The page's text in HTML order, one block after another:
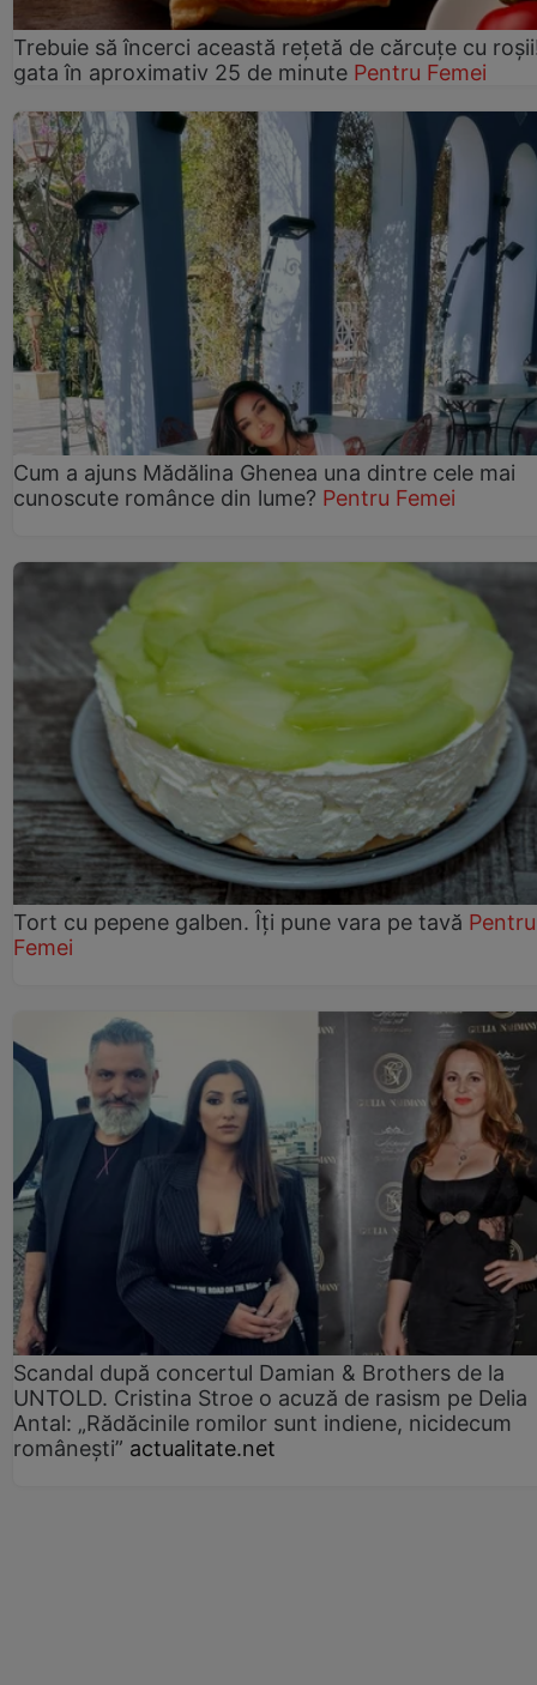
Trebuie să încerci această rețetă de cărcuțe cu
gata în aproximativ 25 de minute Pentru Femei
Cum a ajuns Mădălina Ghenea una dintre cele mai
cunoscute românce din lume? Pentru Femei
Tort cu pepene galben. Îți pune vara pe tavă Pentru
Femei
Scandal după concertul Damian & Brothers de la
UNTOLD. Cristina Stroe o acuză de rasism pe Delia
Antal: „Rădăcinile romilor sunt indiene, nicidecum
românești” actualitate.net